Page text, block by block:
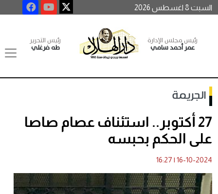
السبت 8 اغسطس 2026
رئيس مجلس الإدارة
عمر أحمد سامي
رئيس التحرير
طه فرغلي
الجريمة
27 أكتوبر.. استئناف عصام صاصا
على الحكم بحبسه
16-10-2024
|
16:27